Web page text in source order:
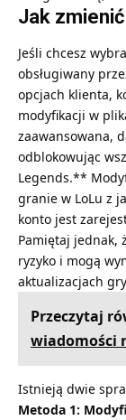
Jak
Jeśli chcesz
obsługiwany
opcjach klienta,
modyfikacji w
zaawansowana,
odblokowując
Legends.**
granie w LoLu z
konto jest
Pamiętaj jednak,
ryzyko i mogą
aktualizacjach
Przeczytaj
wiadomości
Istnieją dwie
Metoda 1: